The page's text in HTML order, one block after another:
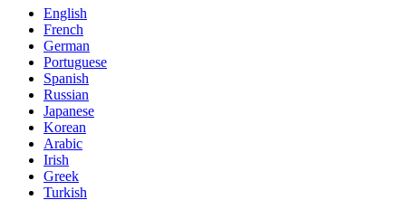
English
French
German
Portuguese
Spanish
Russian
Japanese
Korean
Arabic
Irish
Greek
Turkish